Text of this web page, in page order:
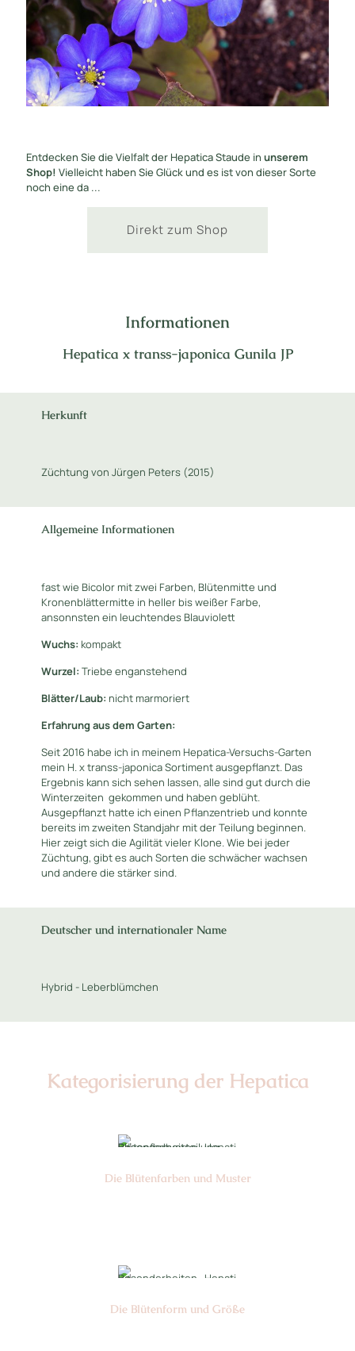
Entdecken Sie die Vielfalt der Hepatica Staude in unserem
Shop! Vielleicht haben Sie Glück und es ist von dieser Sorte
noch eine da ...
Direkt zum Shop
Informationen
Hepatica x transs-japonica Gunila JP
Herkunft
Züchtung von Jürgen Peters (2015)
Allgemeine Informationen
fast wie Bicolor mit zwei Farben, Blütenmitte und
Kronenblättermitte in heller bis weißer Farbe,
ansonnsten ein leuchtendes Blauviolett
Wuchs: kompakt
Wurzel: Triebe enganstehend
Blätter/Laub: nicht marmoriert
Erfahrung aus dem Garten:
Seit 2016 habe ich in meinem Hepatica-Versuchs-Garten
mein H. x transs-japonica Sortiment ausgepflanzt. Das
Ergebnis kann sich sehen lassen, alle sind gut durch die
Winterzeiten gekommen und haben geblüht.
Ausgepflanzt hatte ich einen Pflanzentrieb und konnte
bereits im zweiten Standjahr mit der Teilung beginnen.
Hier zeigt sich die Agilität vieler Klone. Wie bei jeder
Züchtung, gibt es auch Sorten die schwächer wachsen
und andere die stärker sind.
Deutscher und internationaler Name
Hybrid - Leberblümchen
Kategorisierung der Hepatica
Die Blüten­farben und Muster
Die Blüten­form und Größe